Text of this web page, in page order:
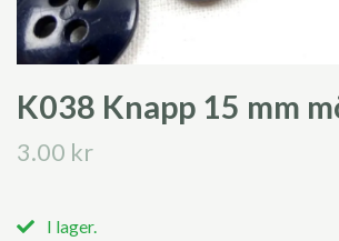
K038 Knapp 15 mm
3.00 kr
I lager.